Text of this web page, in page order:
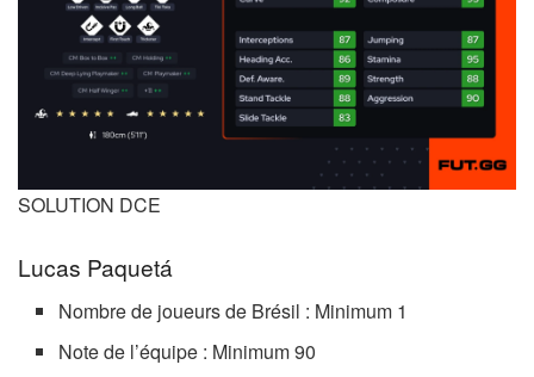
SOLUTION DCE
Lucas Paquetá
Nombre de joueurs de Brésil : Minimum 1
Note de l’équipe : Minimum 90